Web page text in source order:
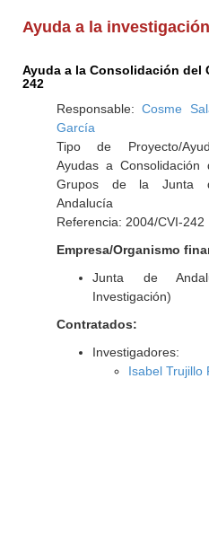
Ayuda a la investigación
Ayuda a la Consolidación del
242
Responsable:Cosme
García
Tipo de Proyecto/
Ayudas a Consolidación
Grupos de la Junta
Andalucía
Referencia: 2004/CVI-242
Empresa/Organismo
Junta de
Investigación)
Contratados:
Investigadores:
Isabel Trujillo